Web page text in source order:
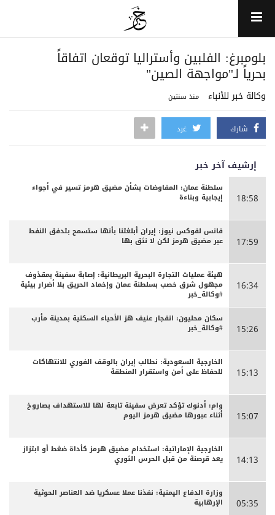
بلومبرغ: الفلبين وأستراليا توقعان اتفاقاً
بحرياً لـ"مواجهة الصين"
وكالة خبر للأنباء منذ سنتين
شارك غرد
إرشيف آخر خبر
18:58
سلطنة عمان: المفاوضات بشأن مضيق هرمز تسير في أجواء
إيجابية وبناءة
17:59
فانس لفوكس نيوز: إيران أبلغتنا بأنها ستسمح بتدفق النفط
عبر مضيق هرمز لكن لا نثق بها
16:34
هيئة عمليات التجارة البحرية البريطانية: إصابة سفينة بمقذوف
مجهول شرق خصب بسلطنة عمان وإخماد الحريق بلا أضرار بيئية
#وكالة_خبر
15:26
سكان محليون: انفجار عنيف هز الأحياء السكنية بمدينة مأرب
#وكالة_خبر
15:13
الخارجية السعودية: نطالب إيران بالوقف الفوري للانتهاكات
للحفاظ على أمن واستقرار المنطقة
15:07
وام: أدنوك تؤكد تعرض سفينة تابعة لها للاستهداف بصاروخ
أثناء عبورها مضيق هرمز اليوم
14:13
الخارجية الإماراتية: استخدام مضيق هرمز كأداة ضغط أو ابتزاز
يعد قرصنة من قبل الحرس الثوري
05:35
وزارة الدفاع اليمنية: نفذنا عملا عسكريا ضد العناصر الحوثية
الإرهابية